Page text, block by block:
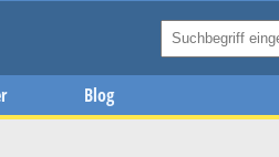
Blog